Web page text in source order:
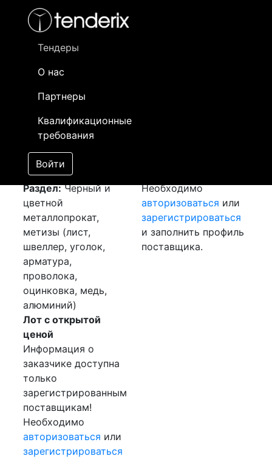
Тендеры
О нас
Партнеры
Квалификационные
требования
Войти
- активный лот
- сохраненный лот (не опубликован)
Закупка: Металл
[Завершен]
Лот №:
АУКЦИОН (покупка
товара)
Раздел:Черный и
цветной
металлопрокат,
метизы (лист,
швеллер, уголок,
арматура,
проволока,
оцинковка, медь,
алюминий)
Лот с открытой
ценой
Информация о
заказчике доступна
только
зарегистрированным
поставщикам!
Необходимо
авторизоваться или
зарегистрироваться
Необходимо
авторизоваться или
зарегистрироваться
и заполнить профиль
поставщика.